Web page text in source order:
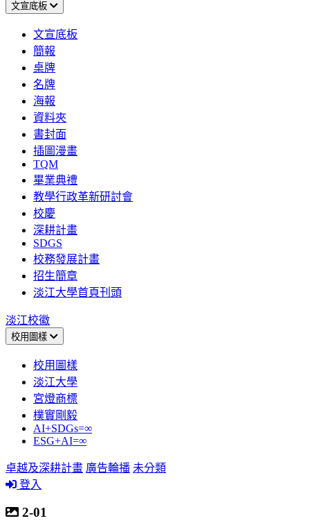
文宣底板
文宣底板
簡報
桌牌
名牌
海報
資料夾
書封面
插圖漫畫
TQM
畢業典禮
教學行政革新研討會
校慶
深耕計畫
SDGS
校務發展計畫
招生簡章
淡江大學首頁刊頭
淡江校徽
校用圖樣
校用圖樣
淡江大學
宮燈商標
樸實剛毅
AI+SDGs=∞
ESG+AI=∞
卓越及深耕計畫 廣告輪播 未分類
登入
2-01